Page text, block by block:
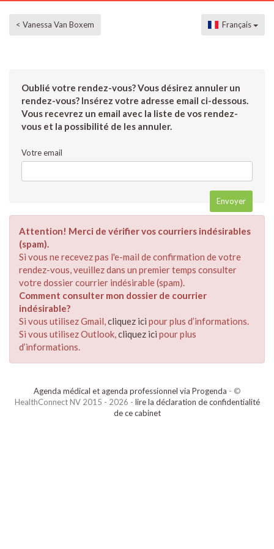
< Vanessa Van Boxem Français
Oublié votre rendez-vous? Vous désirez annuler un
rendez-vous? Insérez votre adresse email ci-dessous.
Vous recevrez un email avec la liste de vos rendez-
vous et la possibilité de les annuler.
Votre email
Attention! Merci de vérifier vos courriers indésirables
(spam).
Si vous ne recevez pas l'e-mail de confirmation de votre
rendez-vous, veuillez dans un premier temps consulter
votre dossier courrier indésirable (spam).
Comment consulter mon dossier de courrier
indésirable?
Si vous utilisez Gmail,cliquez ici pour plus d’informations.
Si vous utilisez Outlook,cliquez ici pour plus
d’informations.
Agenda médical et agenda professionnel via Progenda - ©
HealthConnect NV 2015 - 2026 - lire la déclaration de confidentialité
de ce cabinet